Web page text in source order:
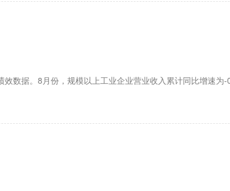
数据。8月份，规模以上工业企业营业收入累计同比增速为